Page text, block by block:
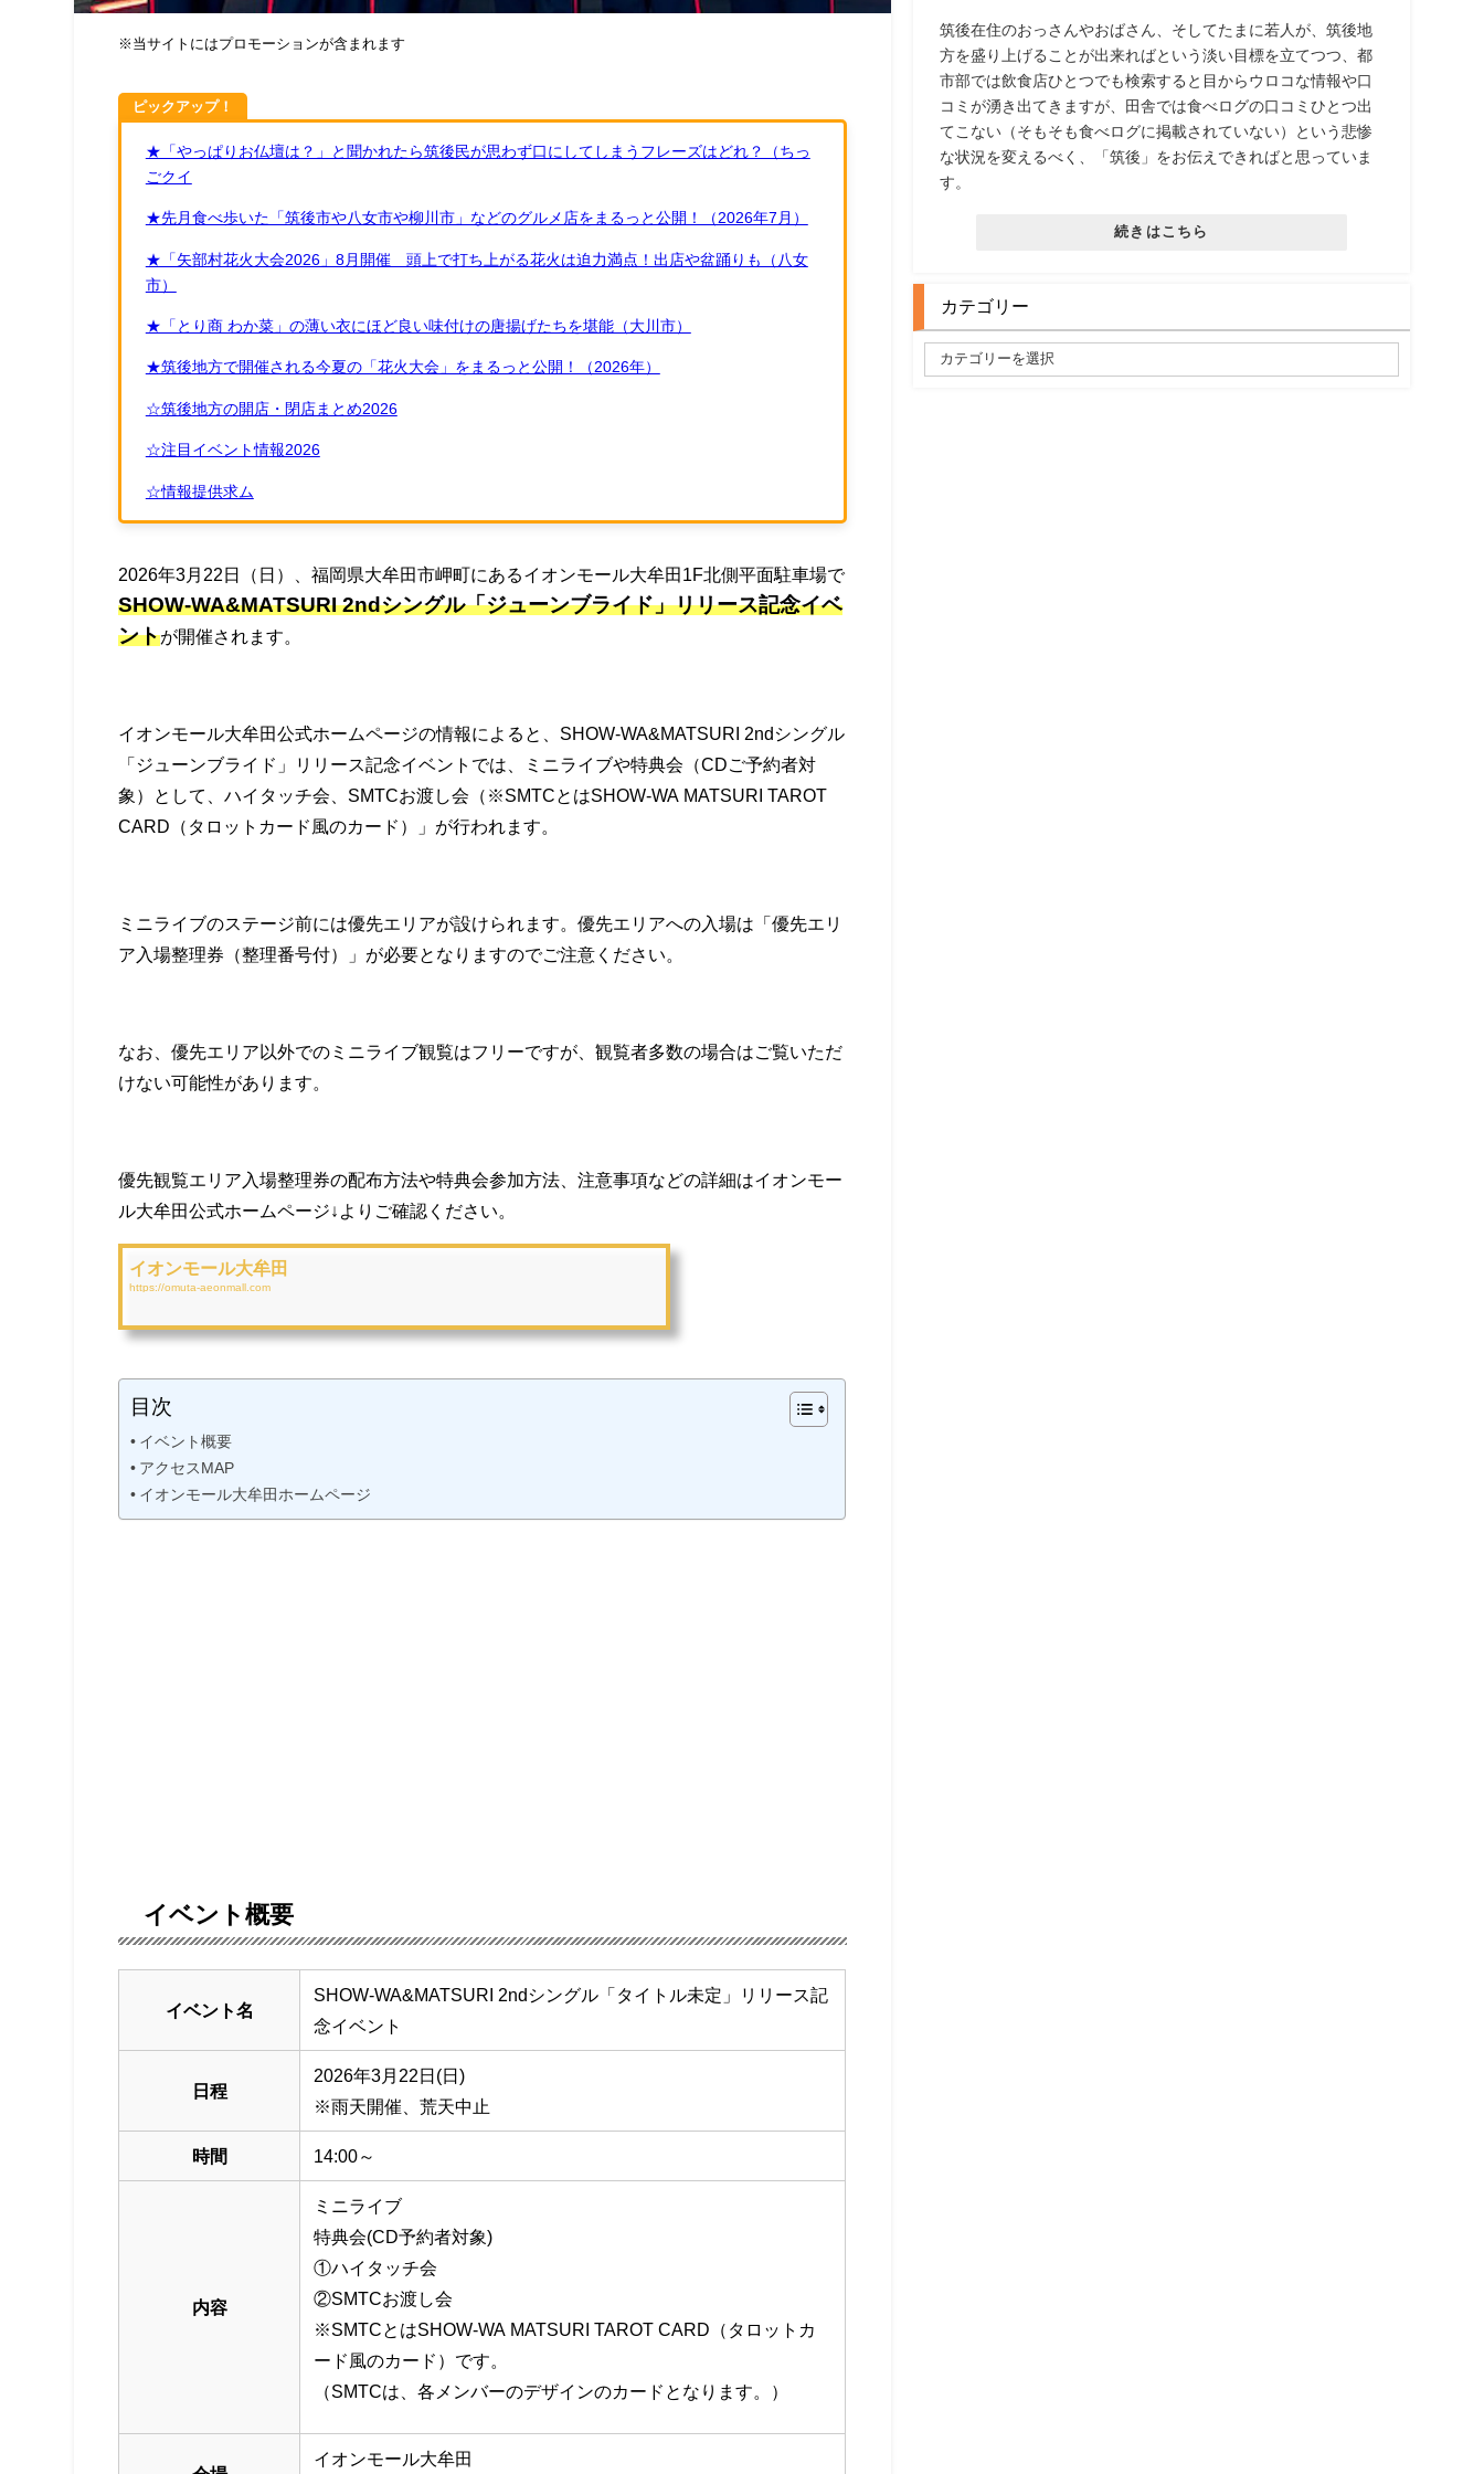
※当サイトにはプロモーションが含まれます
ピックアップ！
★「やっぱりお仏壇は？」と聞かれたら筑後民が思わず口にしてしまうフレーズはどれ？（ちっ
ごクイ
★先月食べ歩いた「筑後市や八女市や柳川市」などのグルメ店をまるっと公開！（2026年7月）
★「矢部村花火大会2026」8月開催 頭上で打ち上がる花火は迫力満点！出店や盆踊りも（八女
市）
★「とり商 わか菜」の薄い衣にほど良い味付けの唐揚げたちを堪能（大川市）
★筑後地方で開催される今夏の「花火大会」をまるっと公開！（2026年）
☆筑後地方の開店・閉店まとめ2026
☆注目イベント情報2026
☆情報提供求ム
2026年3月22日（日）、福岡県大牟田市岬町にあるイオンモール大牟田1F北側平面駐車場で
SHOW-WA&MATSURI 2ndシングル「ジューンブライド」リリース記念イベ
ントが開催されます。
イオンモール大牟田公式ホームページの情報によると、SHOW-WA&MATSURI 2ndシングル
「ジューンブライド」リリース記念イベントでは、ミニライブや特典会（CDご予約者対
象）として、ハイタッチ会、SMTCお渡し会（※SMTCとはSHOW-WA MATSURI TAROT
CARD（タロットカード風のカード）」が行われます。
ミニライブのステージ前には優先エリアが設けられます。優先エリアへの入場は「優先エリ
ア入場整理券（整理番号付）」が必要となりますのでご注意ください。
なお、優先エリア以外でのミニライブ観覧はフリーですが、観覧者多数の場合はご覧いただ
けない可能性があります。
優先観覧エリア入場整理券の配布方法や特典会参加方法、注意事項などの詳細はイオンモー
ル大牟田公式ホームページ↓よりご確認ください。
イオンモール大牟田
https://omuta-aeonmall.com
目次
イベント概要
アクセスMAP
イオンモール大牟田ホームページ
イベント概要
イベント名
SHOW-WA&MATSURI 2ndシングル「タイトル未定」リリース記
念イベント
日程
2026年3月22日(日)
※雨天開催、荒天中止
時間 14:00～
内容
ミニライブ
特典会(CD予約者対象)
①ハイタッチ会
②SMTCお渡し会
※SMTCとはSHOW-WA MATSURI TAROT CARD（タロットカ
ード風のカード）です。
（SMTCは、各メンバーのデザインのカードとなります。）
イオンモール大牟田
筑後在住のおっさんやおばさん、そしてたまに若人が、筑後地
方を盛り上げることが出来ればという淡い目標を立てつつ、都
市部では飲食店ひとつでも検索すると目からウロコな情報や口
コミが湧き出てきますが、田舎では食べログの口コミひとつ出
てこない（そもそも食べログに掲載されていない）という悲惨
な状況を変えるべく、「筑後」をお伝えできればと思っていま
す。
続きはこちら
カテゴリー